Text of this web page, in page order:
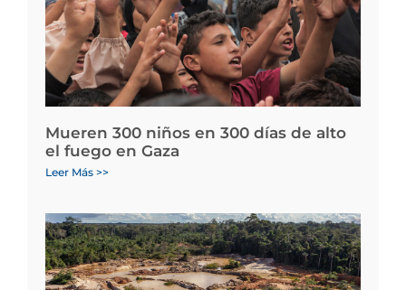
Mueren 300 niños en 300 días de alto
el fuego en Gaza
Leer Más >>